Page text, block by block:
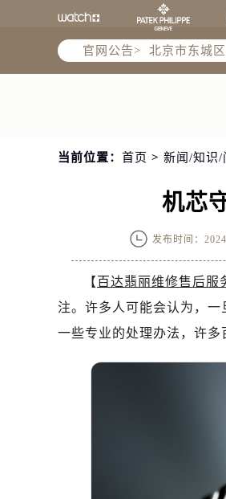
官网公告>
北京市朝阳
北京市东城
节假日正常
当前位置： 首页 > 新闻/知识/
机芯
发布时间：
【百达翡丽维修售后服
注。许多人可能会认为，
一些专业的处理办法，许多